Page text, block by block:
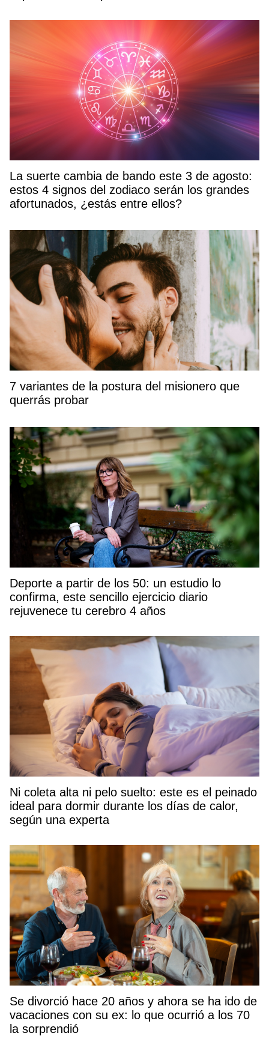
La suerte cambia de bando este 3 de agosto:
estos 4 signos del zodiaco serán los grandes
afortunados, ¿estás entre ellos?
7 variantes de la postura del misionero que
querrás probar
Deporte a partir de los 50: un estudio lo
confirma, este sencillo ejercicio diario
rejuvenece tu cerebro 4 años
Ni coleta alta ni pelo suelto: este es el peinado
ideal para dormir durante los días de calor,
según una experta
Se divorció hace 20 años y ahora se ha ido de
vacaciones con su ex: lo que ocurrió a los 70
la sorprendió